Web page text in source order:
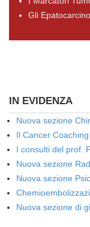
Gli
IN EVIDENZA
Nuova sezione
Il Cancer Coaching
I consulti del prof.
Nuova sezione
Nuova sezione
Nuova sezione di